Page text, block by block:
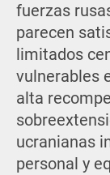
fuerzas
parecen
limitados
vulnerables
alta
ucranianas
personal y